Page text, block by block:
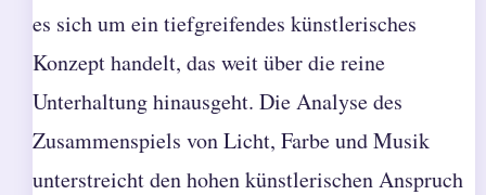
es sich um ein tiefgreifendes künstlerisches
Konzept handelt, das weit über die reine
Unterhaltung hinausgeht. Die Analyse des
Zusammenspiels von Licht, Farbe und Musik
unterstreicht den hohen künstlerischen Anspruch